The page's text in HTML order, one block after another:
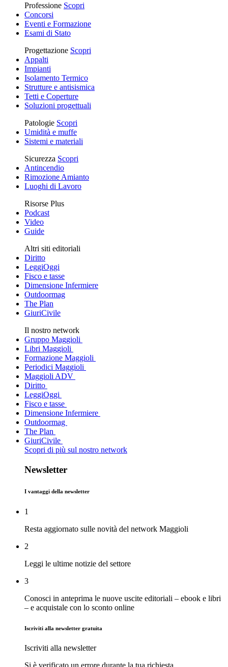
Professione Scopri
Concorsi
Eventi e Formazione
Esami di Stato
Progettazione Scopri
Appalti
Impianti
Isolamento Termico
Strutture e antisismica
Tetti e Coperture
Soluzioni progettuali
Patologie Scopri
Umidità e muffe
Sistemi e materiali
Sicurezza Scopri
Antincendio
Rimozione Amianto
Luoghi di Lavoro
Risorse Plus
Podcast
Video
Guide
Altri siti editoriali
Diritto
LeggiOggi
Fisco e tasse
Dimensione Infermiere
Outdoormag
The Plan
GiuriCivile
Il nostro network
Gruppo Maggioli
Libri Maggioli
Formazione Maggioli
Periodici Maggioli
Maggioli ADV
Diritto
LeggiOggi
Fisco e tasse
Dimensione Infermiere
Outdoormag
The Plan
GiuriCivile
Scopri di più sul nostro network
Newsletter
I vantaggi della newsletter
1
Resta aggiornato sulle novità del network Maggioli
2
Leggi le ultime notizie del settore
3
Conosci in anteprima le nuove uscite editoriali – ebook e libri
– e acquistale con lo sconto online
Iscriviti alla newsletter gratuita
Iscriviti alla newsletter